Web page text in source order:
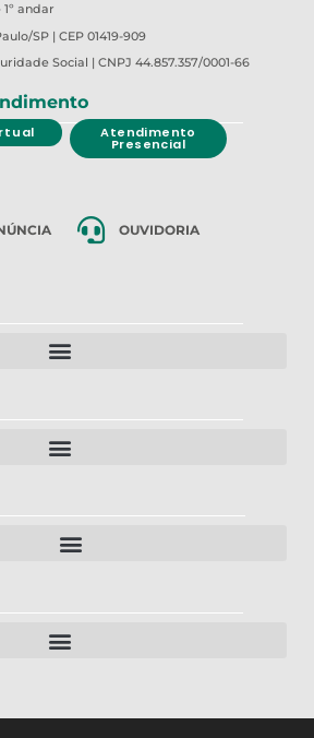
andar
SP | CEP 01419-909
Social | CNPJ 44.857.357/0001-66
Atendimento
Presencial
OUVIDORIA